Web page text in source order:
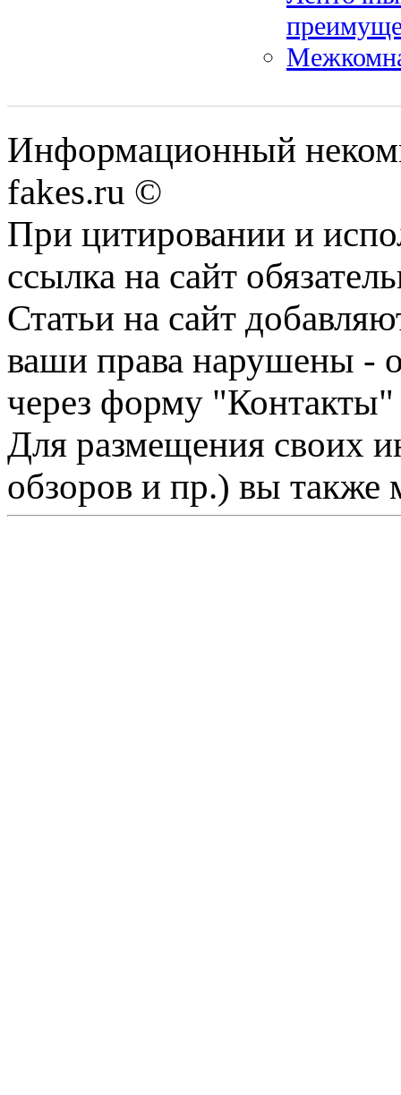
Информационный
fakes.ru ©
При цитировании и
ссылка на сайт
Статьи на сайт
ваши права нарушены -
через форму "Контакты"
Для размещения своих
обзоров и пр.) вы также